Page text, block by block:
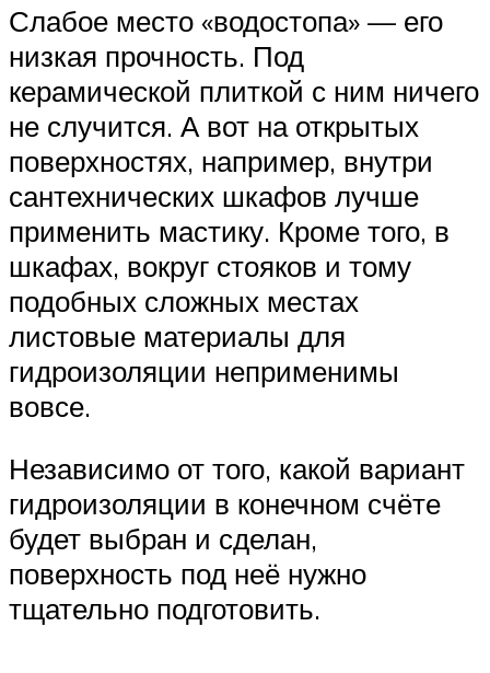
Слабое место «водостопа» — его
низкая прочность. Под
керамической плиткой с ним ничего
не случится. А вот на открытых
поверхностях, например, внутри
сантехнических шкафов лучше
применить мастику. Кроме того, в
шкафах, вокруг стояков и тому
подобных сложных местах
листовые материалы для
гидроизоляции неприменимы
вовсе.
Независимо от того, какой вариант
гидроизоляции в конечном счёте
будет выбран и сделан,
поверхность под неё нужно
тщательно подготовить.